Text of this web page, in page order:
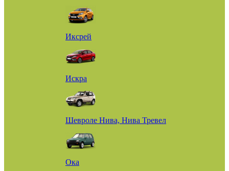
Иксрей
Искра
Шевроле Нива, Нива Тревел
Ока